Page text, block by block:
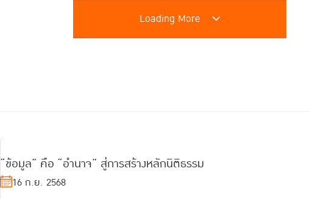
Loading More
“ข้อมูล” คือ “อำนาจ” สู่การสร้างหลักนิติธรรม
16 ก.ย. 2568